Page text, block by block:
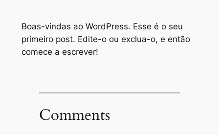
Boas-vindas ao WordPress. Esse é o seu
primeiro post. Edite-o ou exclua-o, e então
comece a escrever!
Comments